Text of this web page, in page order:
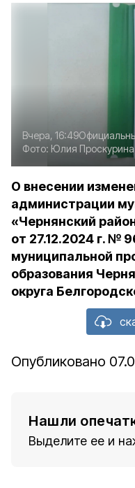
Вчера, 16:49
Фото: Юлия Проскурина
О внесении
администрации
«Чернянский
от 27.12.2024 г. №
муниципальной
образования
округа
Опубликовано
Нашли
Выделите ее и